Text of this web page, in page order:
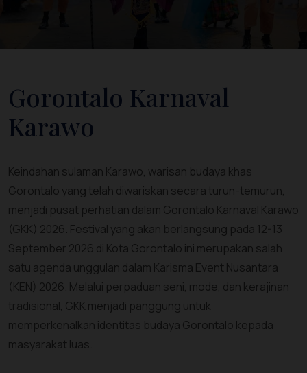
Gorontalo Karnaval
Karawo
Keindahan sulaman Karawo, warisan budaya khas
Gorontalo yang telah diwariskan secara turun-temurun,
menjadi pusat perhatian dalam Gorontalo Karnaval Karawo
(GKK) 2026. Festival yang akan berlangsung pada 12-13
September 2026 di Kota Gorontalo ini merupakan salah
satu agenda unggulan dalam Karisma Event Nusantara
(KEN) 2026. Melalui perpaduan seni, mode, dan kerajinan
tradisional, GKK menjadi panggung untuk
memperkenalkan identitas budaya Gorontalo kepada
masyarakat luas.